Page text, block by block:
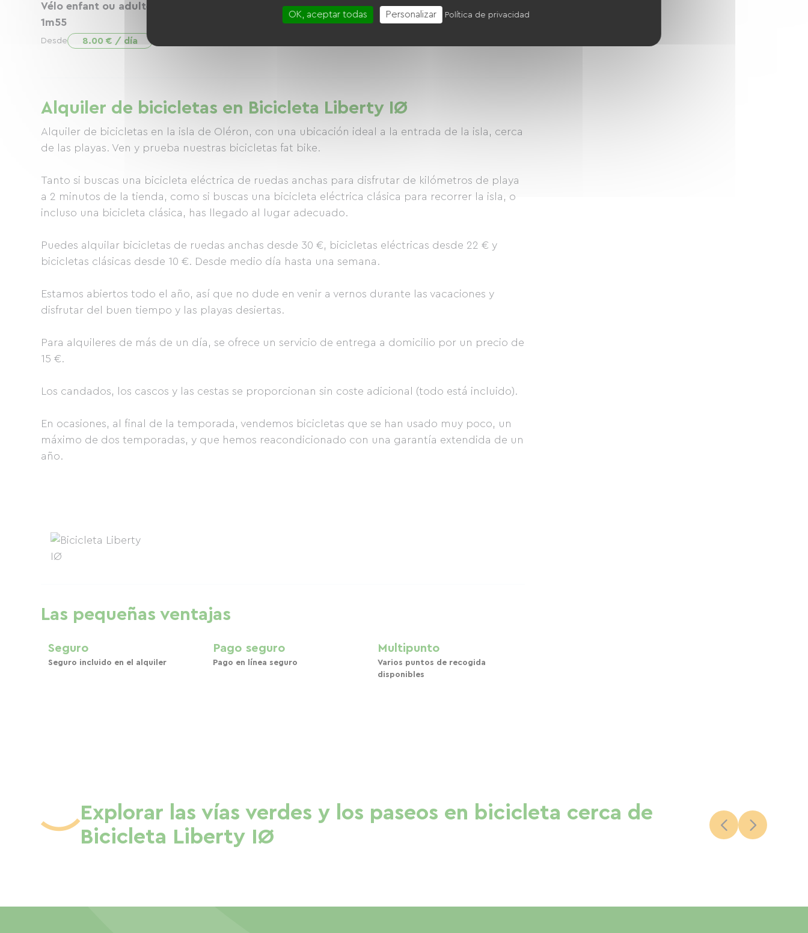
Vélo enfant ou adulte jusqu'à
1m55
Desde 8.00 € / día
CAVET AIR 2026
30.00 € / día
Alquiler de bicicletas en Bicicleta Liberty IØ
Alquiler de bicicletas en la isla de Oléron, con una ubicación ideal a la entrada de la isla, cerca
de las playas. Ven y prueba nuestras bicicletas fat bike.
Tanto si buscas una bicicleta eléctrica de ruedas anchas para disfrutar de kilómetros de playa
a 2 minutos de la tienda, como si buscas una bicicleta eléctrica clásica para recorrer la isla, o
incluso una bicicleta clásica, has llegado al lugar adecuado.
Puedes alquilar bicicletas de ruedas anchas desde 30 €, bicicletas eléctricas desde 22 € y
bicicletas clásicas desde 10 €. Desde medio día hasta una semana.
Estamos abiertos todo el año, así que no dude en venir a vernos durante las vacaciones y
disfrutar del buen tiempo y las playas desiertas.
Para alquileres de más de un día, se ofrece un servicio de entrega a domicilio por un precio de
15 €.
Los candados, los cascos y las cestas se proporcionan sin coste adicional (todo está incluido).
En ocasiones, al final de la temporada, vendemos bicicletas que se han usado muy poco, un
máximo de dos temporadas, y que hemos reacondicionado con una garantía extendida de un
año.
Las pequeñas ventajas
Seguro
Seguro incluido en el alquiler
Pago seguro
Pago en línea seguro
Multipunto
Varios puntos de recogida
disponibles
Explorar las vías verdes y los paseos en bicicleta cerca de
Bicicleta Liberty IØ
OK, aceptar todas Personalizar Política de privacidad